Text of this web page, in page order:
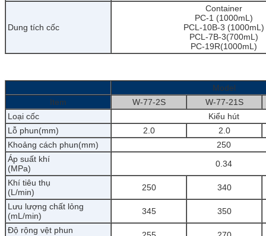
Dung tích cốc
Container
PC-1 (1000mL)
PCL-10B-3 (1000mL)
PCL-7B-3(700mL)
PC-19R(1000mL)
Model
Item
W-77-2S
W-77-21S
Loại cốc
Kiểu hút
Lỗ phun(mm)
2.0
2.0
Khoảng cách phun(mm)
250
Áp suất khí
(MPa)
0.34
Khí tiêu thụ
(L/min)
250
340
Lưu lượng chất lỏng
(mL/min)
345
350
Độ rộng vệt phun